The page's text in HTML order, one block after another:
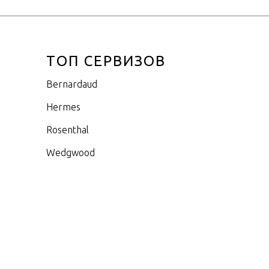
ТОП СЕРВИЗОВ
Bernardaud
Hermes
Rosenthal
Wedgwood